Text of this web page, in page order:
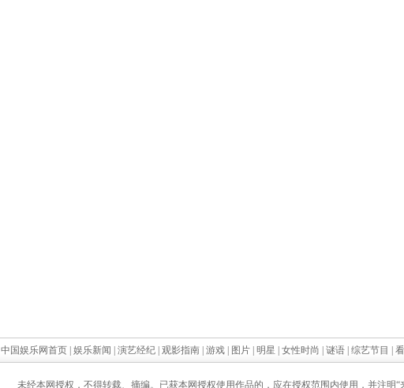
中国娱乐网首页| 娱乐新闻 演艺经纪| 观影指南| 游戏| 图片| 明星 女性时尚 谜语| 综艺节目
未经本网授权，不得转载、摘编。已获本网授权使用作品的，应在授权范围内使用，并注明